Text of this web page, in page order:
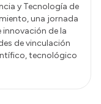
y Tecnología de
una jornada
de la
de vinculación
tecnológico